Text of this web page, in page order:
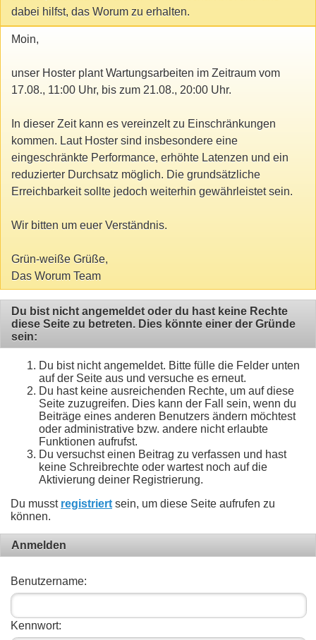
dabei hilfst, das Worum zu erhalten.
Moin,
unser Hoster plant Wartungsarbeiten im Zeitraum vom
17.08., 11:00 Uhr, bis zum 21.08., 20:00 Uhr.
In dieser Zeit kann es vereinzelt zu Einschränkungen
kommen. Laut Hoster sind insbesondere eine
eingeschränkte Performance, erhöhte Latenzen und ein
reduzierter Durchsatz möglich. Die grundsätzliche
Erreichbarkeit sollte jedoch weiterhin gewährleistet sein.
Wir bitten um euer Verständnis.
Grün-weiße Grüße,
Das Worum Team
Du bist nicht angemeldet oder du hast keine Rechte
diese Seite zu betreten. Dies könnte einer der Gründe
sein:
Du bist nicht angemeldet. Bitte fülle die Felder unten
auf der Seite aus und versuche es erneut.
Du hast keine ausreichenden Rechte, um auf diese
Seite zuzugreifen. Dies kann der Fall sein, wenn du
Beiträge eines anderen Benutzers ändern möchtest
oder administrative bzw. andere nicht erlaubte
Funktionen aufrufst.
Du versuchst einen Beitrag zu verfassen und hast
keine Schreibrechte oder wartest noch auf die
Aktivierung deiner Registrierung.
Du musst registriert sein, um diese Seite aufrufen zu
können.
Anmelden
Benutzername:
Kennwort: